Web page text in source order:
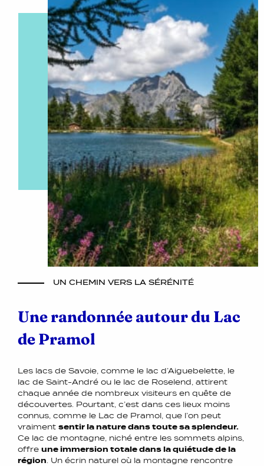
UN CHEMIN VERS LA SÉRÉNITÉ
Une randonnée autour du Lac
de Pramol
Les lacs de Savoie, comme le lac d’Aiguebelette, le
lac de Saint-André ou le lac de Roselend, attirent
chaque année de nombreux visiteurs en quête de
découvertes. Pourtant, c’est dans ces lieux moins
connus, comme le Lac de Pramol, que l’on peut
vraiment sentir la nature dans toute sa splendeur.
Ce lac de montagne, niché entre les sommets alpins,
offre une immersion totale dans la quiétude de la
région . Un écrin naturel où la montagne rencontre